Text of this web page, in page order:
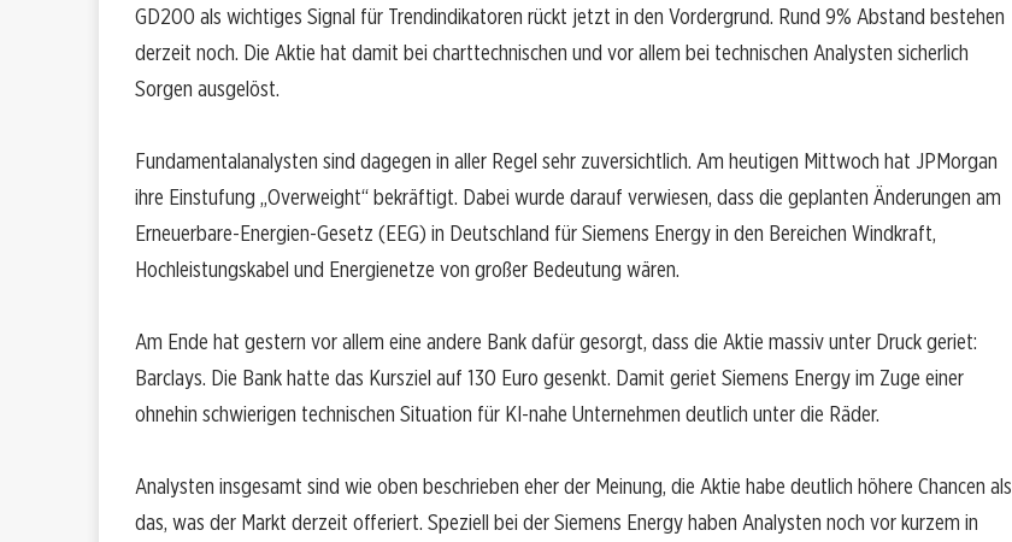
GD200 als wichtiges Signal für Trendindikatoren rückt jetzt in den Vordergrund. Rund 9% Abstand bestehen
derzeit noch. Die Aktie hat damit bei charttechnischen und vor allem bei technischen Analysten sicherlich
Sorgen ausgelöst.
Fundamentalanalysten sind dagegen in aller Regel sehr zuversichtlich. Am heutigen Mittwoch hat JPMorgan
ihre Einstufung „Overweight“ bekräftigt. Dabei wurde darauf verwiesen, dass die geplanten Änderungen am
Erneuerbare-Energien-Gesetz (EEG) in Deutschland für Siemens Energy in den Bereichen Windkraft,
Hochleistungskabel und Energienetze von großer Bedeutung wären.
Am Ende hat gestern vor allem eine andere Bank dafür gesorgt, dass die Aktie massiv unter Druck geriet:
Barclays. Die Bank hatte das Kursziel auf 130 Euro gesenkt. Damit geriet Siemens Energy im Zuge einer
ohnehin schwierigen technischen Situation für KI-nahe Unternehmen deutlich unter die Räder.
Analysten insgesamt sind wie oben beschrieben eher der Meinung, die Aktie habe deutlich höhere Chancen als
das, was der Markt derzeit offeriert. Speziell bei der Siemens Energy haben Analysten noch vor kurzem in